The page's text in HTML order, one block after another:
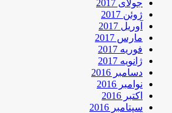
جولای 2017
ژوئن 2017
آوریل 2017
مارس 2017
فوریه 2017
ژانویه 2017
دسامبر 2016
نوامبر 2016
اکتبر 2016
سپتامبر 2016